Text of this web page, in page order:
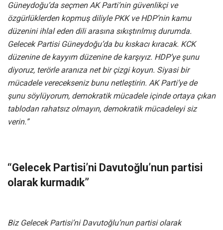
Güneydoğu’da seçmen AK Parti’nin güvenlikçi ve
özgürlüklerden kopmuş diliyle PKK ve HDP’nin kamu
düzenini ihlal eden dili arasına sıkıştırılmış durumda.
Gelecek Partisi Güneydoğu’da bu kıskacı kıracak. KCK
düzenine de kayyım düzenine de karşıyız. HDP’ye şunu
diyoruz, terörle aranıza net bir çizgi koyun. Siyasi bir
mücadele verecekseniz bunu netleştirin. AK Parti’ye de
şunu söylüyorum, demokratik mücadele içinde ortaya çıkan
tablodan rahatsız olmayın, demokratik mücadeleyi siz
verin.”
“Gelecek Partisi’ni Davutoğlu’nun partisi
olarak kurmadık”
Biz Gelecek Partisi’ni Davutoğlu’nun partisi olarak